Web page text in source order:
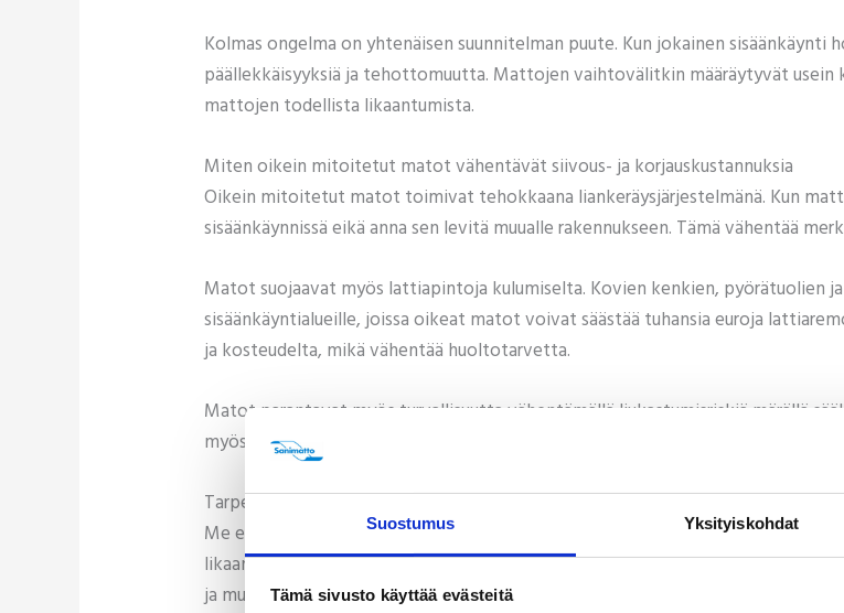
Suostumus Yksityiskohdat
Tämä sivusto käyttää evästeitä
Kolmas ongelma on yhtenäisen suunnitelman puute. Kun jokainen sisäänkäynti
päällekkäisyyksiä ja tehottomuutta. Mattojen vaihtovälitkin määräytyvät usein
mattojen todellista likaantumista.
Miten oikein mitoitetut matot vähentävät siivous- ja korjauskustannuksia
Oikein mitoitetut matot toimivat tehokkaana liankeräysjärjestelmänä. Kun
sisäänkäynnissä eikä anna sen levitä muualle rakennukseen. Tämä vähentää
Matot suojaavat myös lattiapintoja kulumiselta. Kovien kenkien, pyörätuolien
sisäänkäyntialueille, joissa oikeat matot voivat säästää tuhansia euroja
ja kosteudelta, mikä vähentää huoltotarvetta.
Matot parantavat myös turvallisuutta vähentämällä liukastumisriskiä märällä
myös vastuukysymys taloyhtiölle. Tapaturmien välttäminen säästää sekä rahaa
Tarpeenmukainen vaihtoväli säästää rahaa ja vaivaa
Me emme tuijota kalenteriviikkoja, vaan sitä, miten matot oikeasti likaantuvat.
likaantuu nopeammin kuin takapiha, ja talvikausi on erilainen kuin kesä.
ja muutamme sitä tarvittaessa yhteistyössä asiakkaan kanssa.